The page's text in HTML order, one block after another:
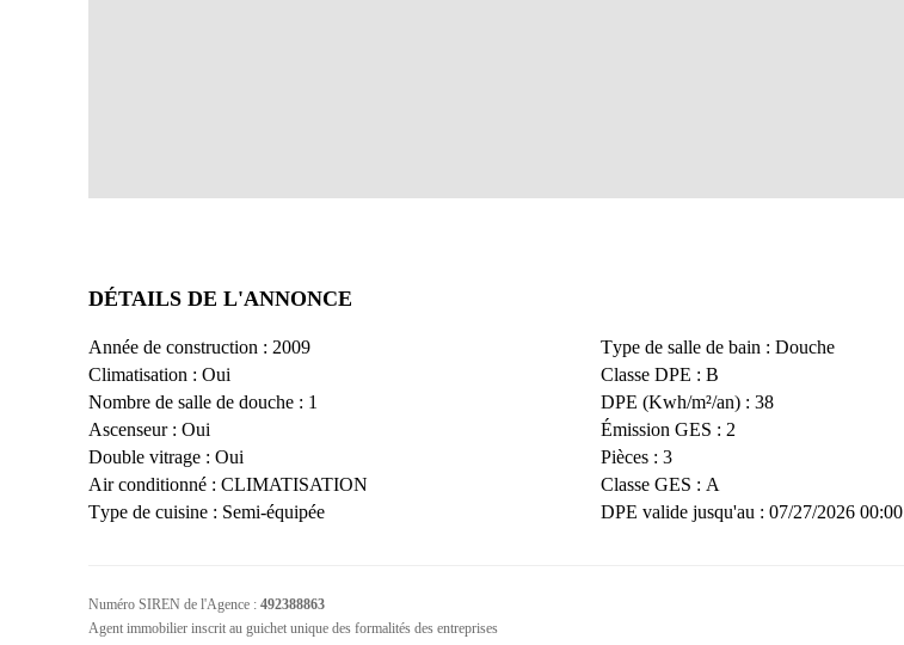
DÉTAILS DE L'ANNONCE
Année de construction : 2009
Climatisation :Oui
Nombre de salle de douche : 1
Ascenseur:Oui
Double vitrage :Oui
Air conditionné :CLIMATISATION
Type de cuisine : Semi-équipée
Type de salle de bain :Douche
Classe DPE :B
DPE (Kwh/m²/an) :38
Émission GES : 2
Pièces :3
Classe GES : A
DPE valide jusqu'au :07/27/2026 00:00
Numéro SIREN de l'Agence :492388863
Agent immobilier inscrit au guichet unique des formalités des entreprises